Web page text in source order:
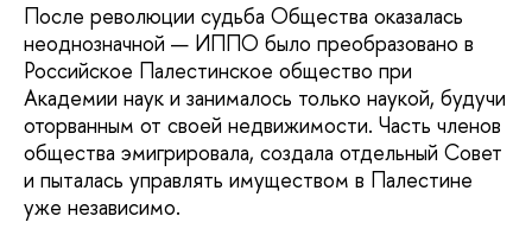
После революции судьба Общества оказалась
неоднозначной — ИППО было преобразовано в
Российское Палестинское общество при
Академии наук и занималось только наукой, будучи
оторванным от своей недвижимости. Часть членов
общества эмигрировала, создала отдельный Совет
и пыталась управлять имуществом в Палестине
уже независимо.